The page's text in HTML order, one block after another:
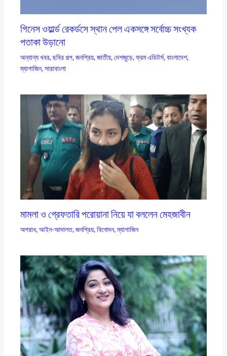
গিনেস ওয়ার্ল্ড রেকর্ডসে স্থান পেল একসঙ্গে সর্বোচ্চ সংখ্যক
পতাকা উড়ানো
অন্যান্য খবর,ছবির গল্প,জনপ্রিয়,জাতীয়,দেশজুড়ে,ফ্রম এডিটর্স,বাংলাদেশ,
ম্যাগাজিন,সারাবাংলা
মামলা ও গ্রেফতারি পরোয়ানা নিয়ে যা বললেন মেহজাবীন
অপরাধ,আইন-আদালত,জনপ্রিয়,বিনোদন,ম্যাগাজিন